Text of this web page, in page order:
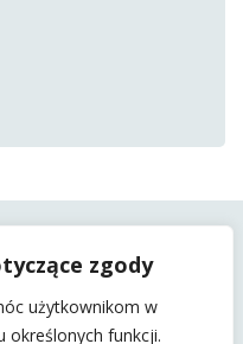
zgody
użytkownikom w
określonych funkcji.